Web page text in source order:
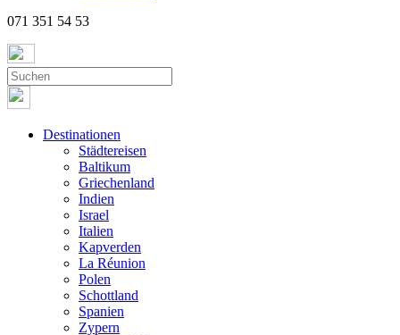
071 351 54 53
Destinationen
Städtereisen
Baltikum
Griechenland
Indien
Israel
Italien
Kapverden
La Réunion
Polen
Schottland
Spanien
Zypern